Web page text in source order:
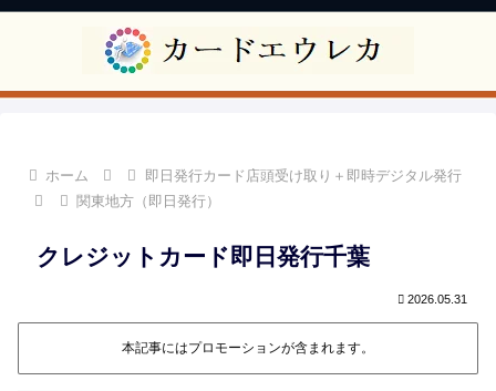
ホーム
即日発行カード店頭受け取り＋即時デジタル発行
関東地方（即日発行）
クレジットカード即日発行千葉
2026.05.31
本記事にはプロモーションが含まれます。